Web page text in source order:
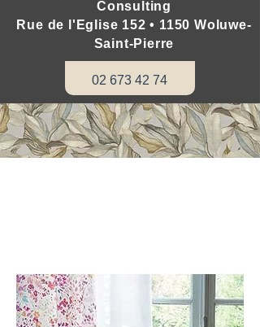
Consulting
Rue de l'Eglise 152 • 1150 Woluwe-
Saint-Pierre
02 673 42 74